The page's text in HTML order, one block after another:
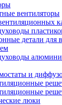
вентиляторы
детали для
и
люки